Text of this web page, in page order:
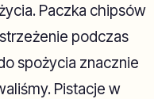
Paczka chipsów
podczas
spożycia znacznie
Pistacje w